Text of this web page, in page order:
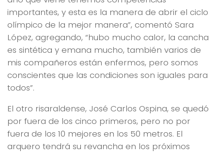
importantes, y esta es la manera de abrir el ciclo
olímpico de la mejor manera”, comentó Sara
López, agregando, “hubo mucho calor, la cancha
es sintética y emana mucho, también varios de
mis compañeros están enfermos, pero somos
conscientes que las condiciones son iguales para
todos”.
El otro risaraldense, José Carlos Ospina, se quedó
por fuera de los cinco primeros, pero no por
fuera de los 10 mejores en los 50 metros. El
arquero tendrá su revancha en los próximos